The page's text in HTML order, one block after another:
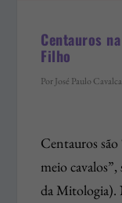
Centauros
Filho
PorJosé Paulo
Centauros
meio
da Mitologia).